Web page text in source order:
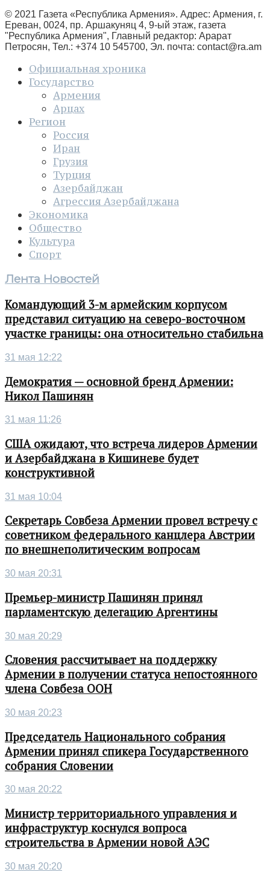
© 2021 Газета «Республика Армения». Адрес: Армения, г.
Ереван, 0024, пр. Аршакуняц 4, 9-ый этаж, газета
"Республика Армения", Главный редактор: Арарат
Петросян, Тел.: +374 10 545700, Эл. почта: contact@ra.am
Официальная хроника
Государство
Армения
Арцах
Регион
Россия
Иран
Грузия
Турция
Азербайджан
Агрессия Азербайджана
Экономика
Общество
Культура
Спорт
Лента Новостей
Командующий 3-м армейским корпусом
представил ситуацию на северо-восточном
участке границы: она относительно стабильна
31 мая 12:22
Демократия — основной бренд Армении:
Никол Пашинян
31 мая 11:26
США ожидают, что встреча лидеров Армении
и Азербайджана в Кишиневе будет
конструктивной
31 мая 10:04
Секретарь Совбеза Армении провел встречу с
советником федерального канцлера Австрии
по внешнеполитическим вопросам
30 мая 20:31
Премьер-министр Пашинян принял
парламентскую делегацию Аргентины
30 мая 20:29
Словения рассчитывает на поддержку
Армении в получении статуса непостоянного
члена Совбеза ООН
30 мая 20:23
Председатель Национального собрания
Армении принял спикера Государственного
собрания Словении
30 мая 20:22
Министр территориального управления и
инфраструктур коснулся вопроса
строительства в Армении новой АЭС
30 мая 20:20